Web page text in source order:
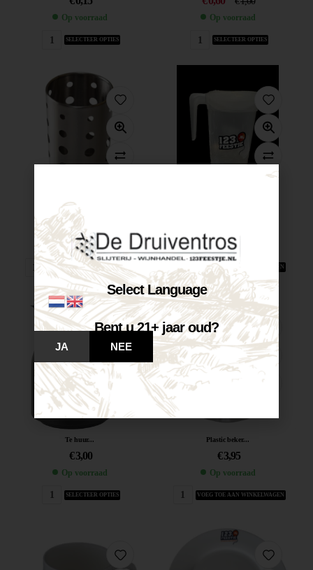
Op voorraad
SELECTEER OPTIES
Op voorraad
SELECTEER OPTIES
Te huur...
€1,00
Op voorraad
VOEG TOE AAN WINKELWAGEN
Op voorraad
VOEG TOE AAN WINKELWAGEN
Te huur...
€ 3,00
Op voorraad
SELECTEER OPTIES
Plastic beker...
€ 3,95
Op voorraad
VOEG TOE AAN WINKELWAGEN
Select Language
Bent u 21+ jaar oud?
JA NEE